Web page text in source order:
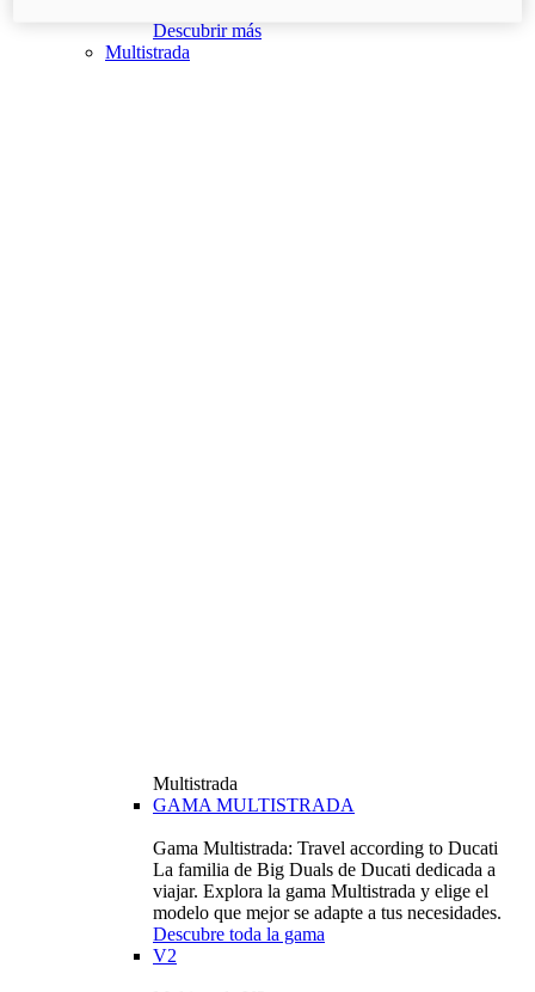
Descubrir más
Multistrada
Multistrada
GAMA MULTISTRADA
Gama Multistrada: Travel according to Ducati
La familia de Big Duals de Ducati dedicada a
viajar. Explora la gama Multistrada y elige el
modelo que mejor se adapte a tus necesidades.
Descubre toda la gama
V2